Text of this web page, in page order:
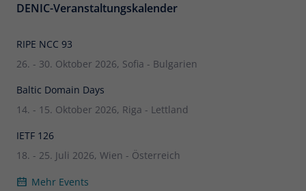
DENIC-Veranstaltungskalender
RIPE NCC 93
26. - 30. Oktober 2026, Sofia - Bulgarien
Baltic Domain Days
14. - 15. Oktober 2026, Riga - Lettland
IETF 126
18. - 25. Juli 2026, Wien - Österreich
Mehr Events